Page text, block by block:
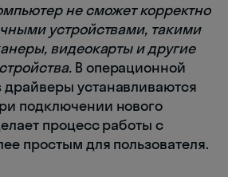
не сможет корректно
устройствами, такими
видеокарты и другие
В операционной
драйверы устанавливаются
подключении нового
процесс работы с
простым для пользователя.